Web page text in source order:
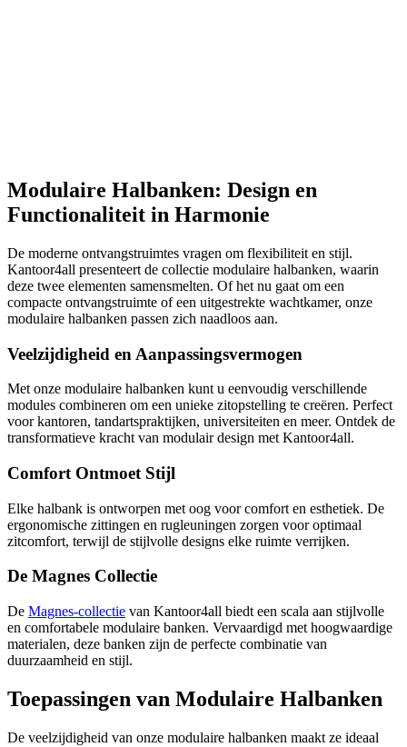
Modulaire Halbanken: Design en
Functionaliteit in Harmonie
De moderne ontvangstruimtes vragen om flexibiliteit en stijl.
Kantoor4all presenteert de collectie modulaire halbanken, waarin
deze twee elementen samensmelten. Of het nu gaat om een
compacte ontvangstruimte of een uitgestrekte wachtkamer, onze
modulaire halbanken passen zich naadloos aan.
Veelzijdigheid en Aanpassingsvermogen
Met onze modulaire halbanken kunt u eenvoudig verschillende
modules combineren om een unieke zitopstelling te creëren. Perfect
voor kantoren, tandartspraktijken, universiteiten en meer. Ontdek de
transformatieve kracht van modulair design met Kantoor4all.
Comfort Ontmoet Stijl
Elke halbank is ontworpen met oog voor comfort en esthetiek. De
ergonomische zittingen en rugleuningen zorgen voor optimaal
zitcomfort, terwijl de stijlvolle designs elke ruimte verrijken.
De Magnes Collectie
De Magnes-collectie van Kantoor4all biedt een scala aan stijlvolle
en comfortabele modulaire banken. Vervaardigd met hoogwaardige
materialen, deze banken zijn de perfecte combinatie van
duurzaamheid en stijl.
Toepassingen van Modulaire Halbanken
De veelzijdigheid van onze modulaire halbanken maakt ze ideaal